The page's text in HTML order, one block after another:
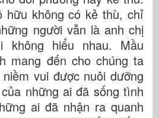
hữu không có kẻ thù, chỉ
người vẫn là anh chị
không hiểu nhau. Mầu
mang đến cho chúng ta
vui được nuôi dưỡng
những ai đã sống tình
ai đã nhận ra quanh